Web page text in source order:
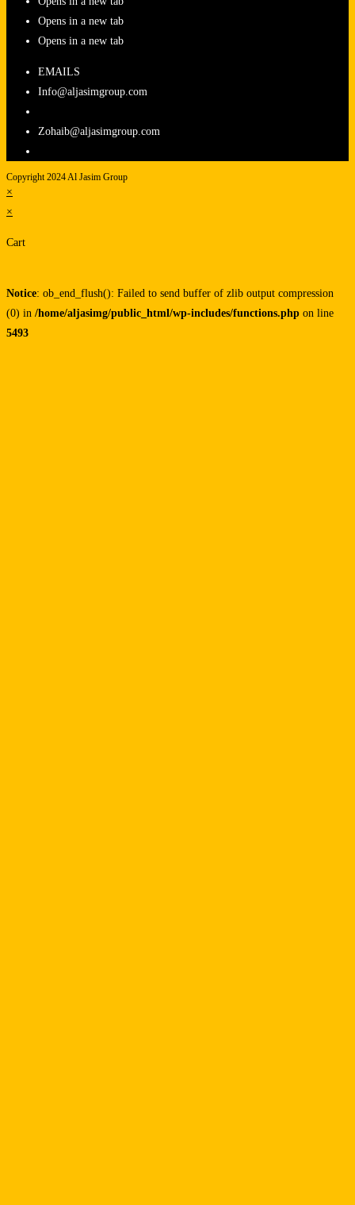
Opens in a new tab
Opens in a new tab
EMAILS
Info@aljasimgroup.com
Zohaib@aljasimgroup.com
Copyright 2024 Al Jasim Group
×
×
Cart
Notice: ob_end_flush(): Failed to send buffer of zlib output compression
(0) in /home/aljasimg/public_html/wp-includes/functions.php on line
5493